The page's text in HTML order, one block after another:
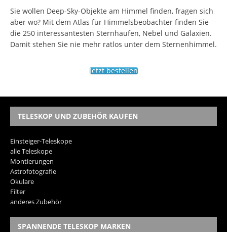
Sie wollen Deep-Sky-Objekte am Himmel finden, fragen sich
aber wo? Mit dem Atlas für Himmelsbeobachter finden Sie
die 250 interessantesten Sternhaufen, Nebel und Galaxien.
Damit stehen Sie nie mehr ratlos unter dem Sternenhimmel.
Jetzt bestellen
TELESKOP UND ZUBEHÖR KAUFEN
Einsteiger-Teleskope
alle Teleskope
Montierungen
Astrofotografie
Okulare
Filter
anderes Zubehör
SPANNENDE TELESKOP MARKEN